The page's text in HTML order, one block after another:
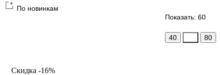
По новинкам
Показать: 60
40 80
Скидка -16%